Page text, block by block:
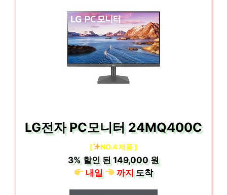
LG전자 PC모니터 24MQ400C
[ NO.4 제품 ]
3% 할인 된149,000 원
내일
까지도착